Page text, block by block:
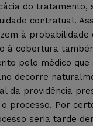
do tratamento,
contratual.
à probabilidade
à cobertura
pelo médico que
decorre
da providência
processo. Por
seria tarde